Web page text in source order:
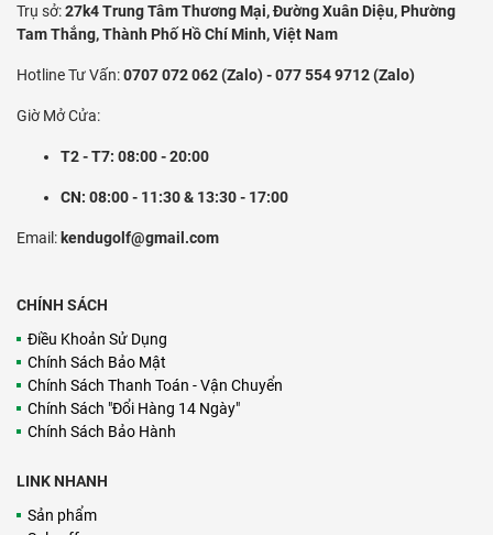
Trụ sở:27k4 Trung Tâm Thương Mại, Đường Xuân Diệu, Phường
Tam Thắng, Thành Phố Hồ Chí Minh, Việt Nam
Hotline Tư Vấn:0707 072 062 (Zalo) - 077 554 9712 (Zalo)
Giờ Mở Cửa:
T2 - T7: 08:00 - 20:00
CN: 08:00 - 11:30 & 13:30 - 17:00
Email: kendugolf@gmail.com
CHÍNH SÁCH
Điều Khoản Sử Dụng
Chính Sách Bảo Mật
Chính Sách Thanh Toán - Vận Chuyển
Chính Sách "Đổi Hàng 14 Ngày"
Chính Sách Bảo Hành
LINK NHANH
Sản phẩm